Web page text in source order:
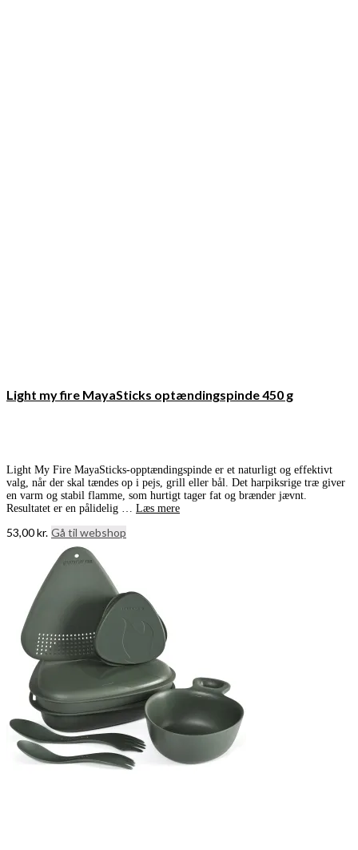
Light my fire MayaSticks optændingspinde 450 g
Light My Fire MayaSticks-opptændingspinde er et naturligt og effektivt
valg, når der skal tændes op i pejs, grill eller bål. Det harpiksrige træ giver
en varm og stabil flamme, som hurtigt tager fat og brænder jævnt.
Resultatet er en pålidelig … Læs mere
53,00kr. Gå til webshop